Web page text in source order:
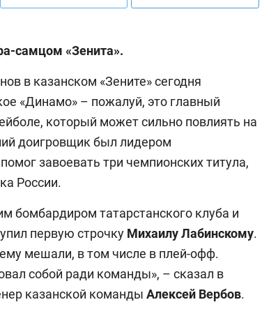
самцом «Зенита».
в казанском «Зените» сегодня
«Динамо» – пожалуй, это главный
который может сильно повлиять на
доигровщик был лидером
завоевать три чемпионских титула,
России.
бомбардиром татарстанского клуба и
первую строчку МихаилуЛабинскому.
мешали, в том числе в плей-офф.
собой ради команды», – сказал в
казанской команды Алексей Вербов.